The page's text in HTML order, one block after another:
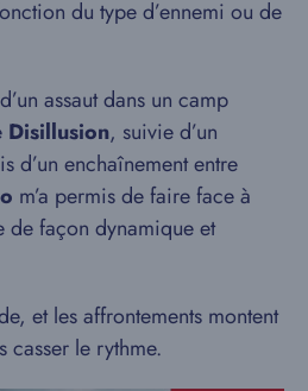
du type d’ennemi ou de
assaut dans un camp
Disillusion, suivie d’un
d’un enchaînement entre
m’a permis de faire face à
de façon dynamique et
et les affrontements montent
casser le rythme.